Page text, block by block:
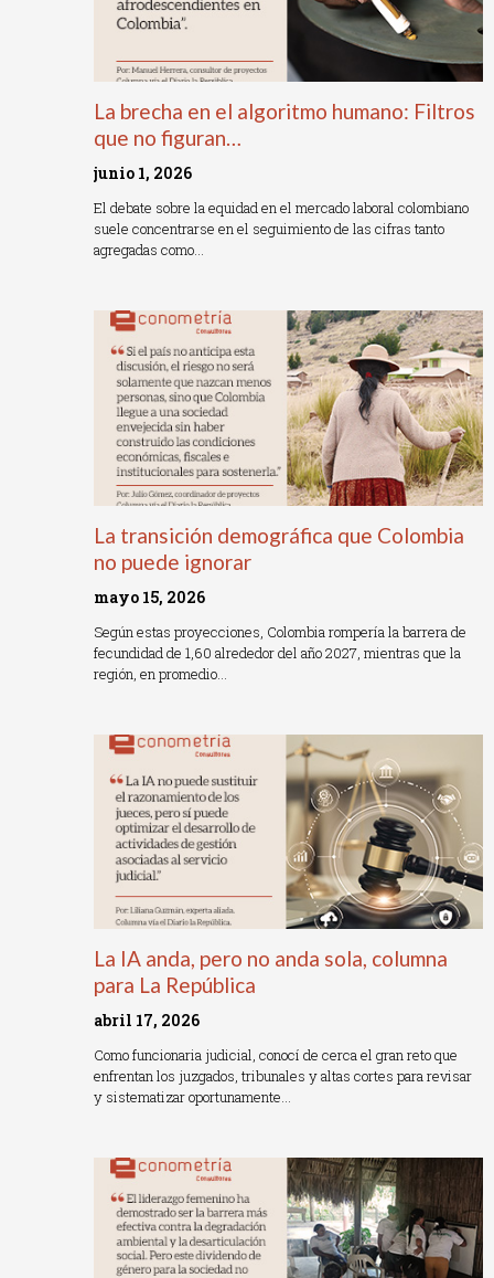
La brecha en el algoritmo humano: Filtros
que no figuran…
junio 1, 2026
El debate sobre la equidad en el mercado laboral colombiano
suele concentrarse en el seguimiento de las cifras tanto
agregadas como…
La transición demográfica que Colombia
no puede ignorar
mayo 15, 2026
Según estas proyecciones, Colombia rompería la barrera de
fecundidad de 1,60 alrededor del año 2027, mientras que la
región, en promedio…
La IA anda, pero no anda sola, columna
para La República
abril 17, 2026
Como funcionaria judicial, conocí de cerca el gran reto que
enfrentan los juzgados, tribunales y altas cortes para revisar
y sistematizar oportunamente…